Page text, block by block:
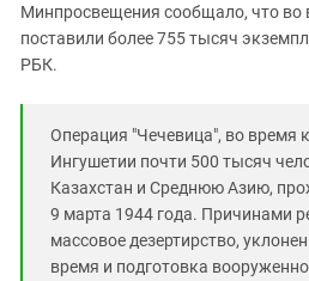
Минпросвещения сообщало, что во
поставили более 755 тысяч
РБК.
Операция "Чечевица", во время
Ингушетии почти 500 тысяч
Казахстан и Среднюю Азию,
9 марта 1944 года. Причинами
массовое дезертирство,
время и подготовка